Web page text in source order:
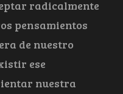
radicalmente
pensamientos
de nuestro
ese
nuestra